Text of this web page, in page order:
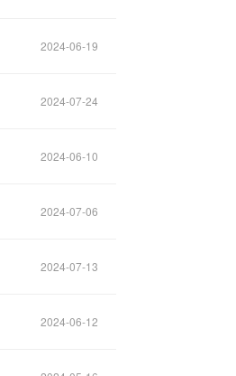
2024-06-19
2024-07-24
2024-06-10
2024-07-06
2024-07-13
2024-06-12